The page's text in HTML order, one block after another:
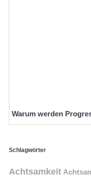
Warum werden
Schlagwörter
Achtsamkeit